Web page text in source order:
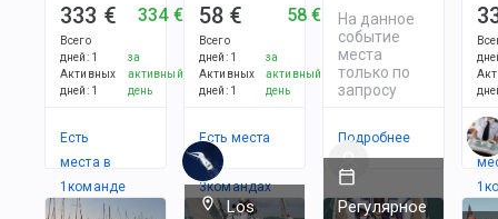
333 €
Всего
дней: 1
Активных
дней: 1
334 €
за
активный
день
Есть
места в
1командe
58 €
Всего
дней: 1
Активных
дней: 1
58 €
за
активный
день
Есть места
в
3командах
На данное
событие
места
только по
запросу
Подробнее
1
Los
Регулярное